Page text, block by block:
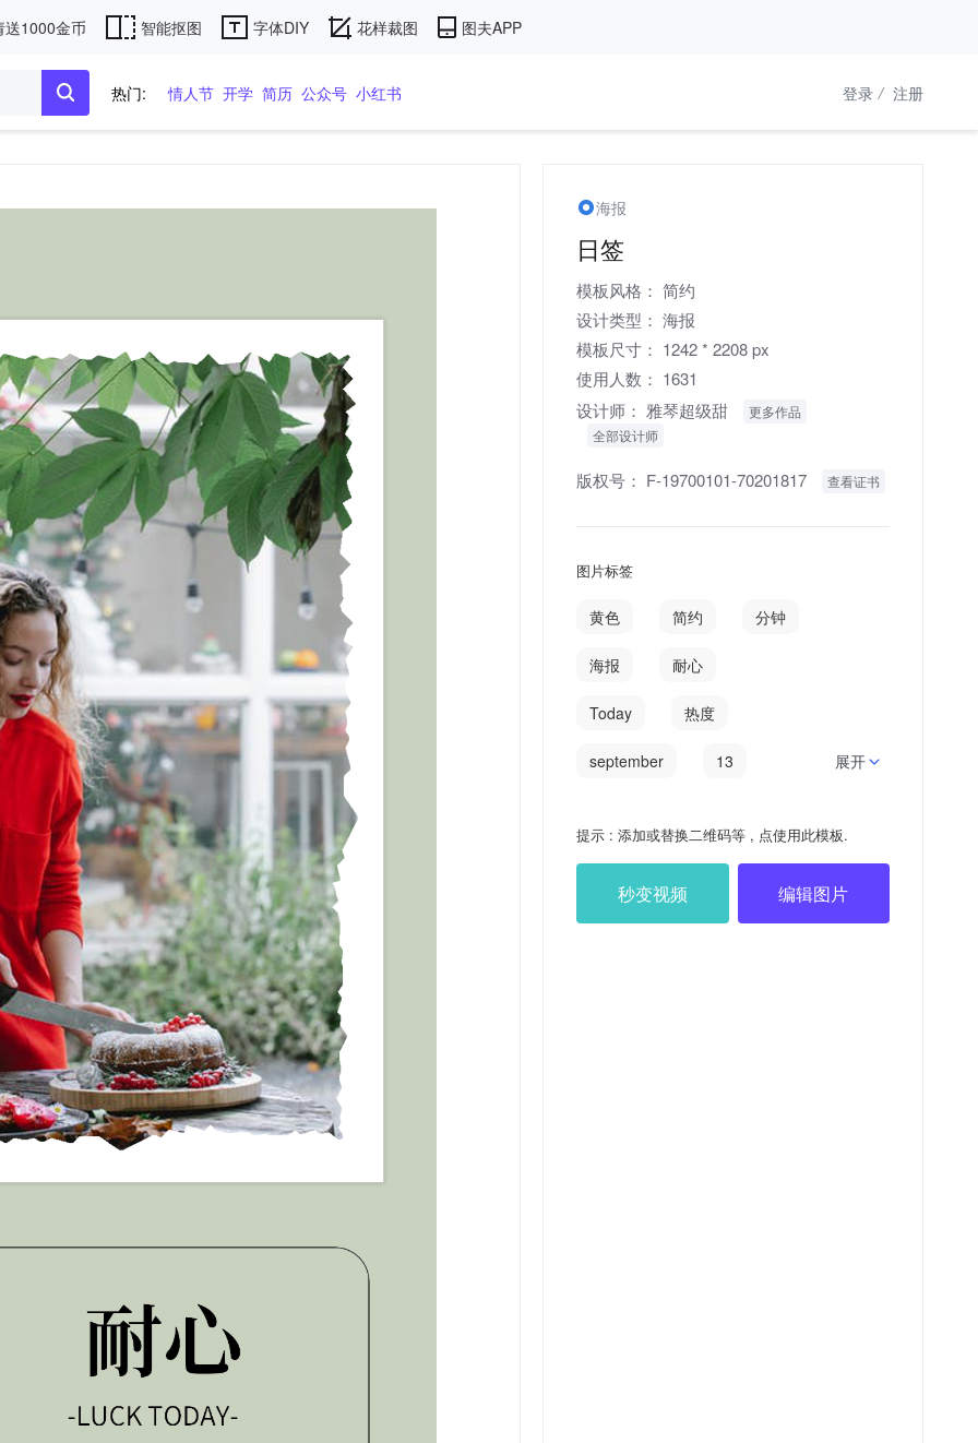
送1000金币 智能抠图 字体DIY 花样裁图 图夫APP
热门: 情人节 开学 简历 公众号 小红书 登录 / 注册
海报
日签
模板风格： 简约
设计类型： 海报
模板尺寸： 1242 * 2208 px
使用人数： 1631
设计师： 雅琴超级甜
更多作品
全部设计师
版权号： F-19700101-70201817 查看证书
图片标签
黄色 简约 分钟
海报 耐心
Today 热度
september 13
放下
展开
提示 : 添加或替换二维码等 , 点使用此模板.
秒变视频 编辑图片